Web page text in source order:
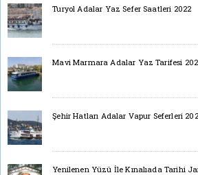
Turyol Adalar Yaz Sefer Saatleri 2022
Mavi Marmara Adalar Yaz Tarifesi
Şehir Hatları Adalar Vapur Seferleri
Yenilenen Yüzü İle Kınalıada Tarihi